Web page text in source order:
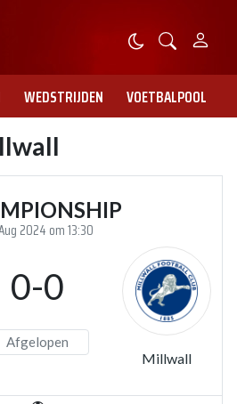
WEDSTRIJDEN VOETBALPOOL
2024 om 13:30
0-0
Afgelopen
Millwall